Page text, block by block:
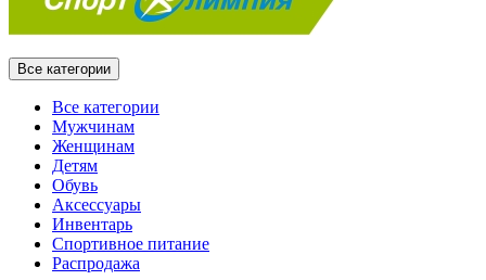
Все категории
Все категории
Мужчинам
Женщинам
Детям
Обувь
Аксессуары
Инвентарь
Спортивное питание
Распродажа